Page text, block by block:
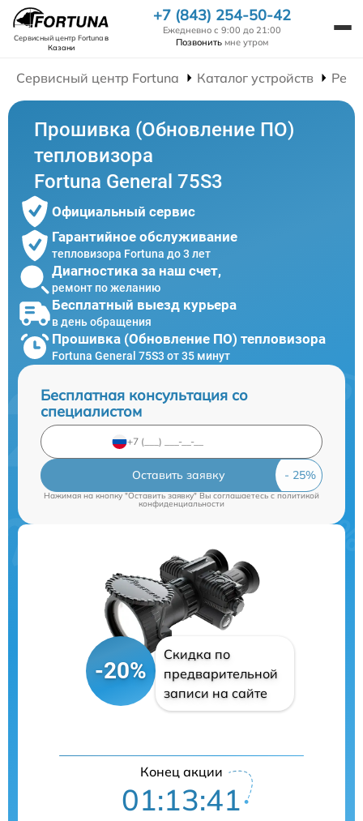
Сервисный центр Fortunaв
Казани
+7 (843) 254-50-42
Ежедневно с 9:00 до 21:00
Позвонить мне утром
Сервисный центр Fortuna Каталог устройств
Прошивка (Обновление ПО)
тепловизора
Fortuna General 75S3
Официальный сервис
Гарантийное обслуживание
тепловизора Fortuna до 3 лет
Диагностика за наш счет,
ремонт по желанию
Бесплатный выезд курьера
в день обращения
Прошивка (Обновление ПО) тепловизора
Fortuna General 75S3 от 35 минут
Бесплатная консультация со
специалистом
Оставить заявку
Нажимая на кнопку "Оставить заявку" Вы соглашаетесь cполитикой
конфиденциальности
-20%
Скидка по
предварительной
записи на сайте
Конец акции
01:13:40